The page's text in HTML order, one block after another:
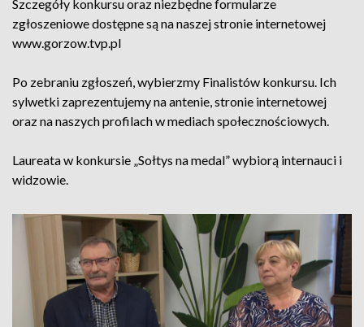
Szczegóły konkursu oraz niezbędne formularze
zgłoszeniowe dostępne są na naszej stronie internetowej
www.gorzow.tvp.pl
Po zebraniu zgłoszeń, wybierzmy Finalistów konkursu. Ich
sylwetki zaprezentujemy na antenie, stronie internetowej
oraz na naszych profilach w mediach społecznościowych.
Laureata w konkursie „Sołtys na medal” wybiorą internauci i
widzowie.